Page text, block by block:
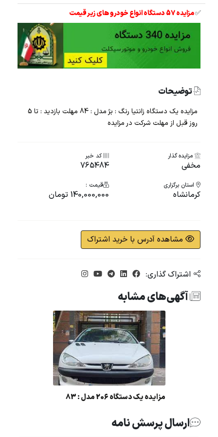
✅مزایده 57 دستگاه انواع خودرو های زیر قیمت
توضیحات
مزایده یک دستگاه زانتیا رنگ : بژ مدل : 84 مهلت بازدید : تا 5
روز قبل از مهلت شرکت در مزایده
مزایده گذار
مخفی
کد خبر
765484
استان برگزاری
کرمانشاه
قیمت :
140,000,000 تومان
مشاهده آدرس با خرید اشتراک
اشتراک گذاری:
آگهی‌های مشابه
مزایده یک دستگاه 206 مدل : 83
ارسال پرسش نامه